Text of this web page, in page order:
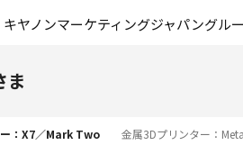
キヤノンマーケティングジャパングル
ま
：X7／Mark Two 金属3Dプリンター：